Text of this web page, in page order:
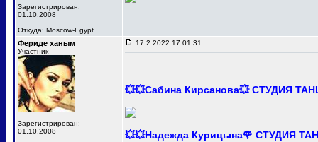
Зарегистрирован:
01.10.2008
Откуда: Moscow-Egypt
Фериде ханым
Участник
Зарегистрирован:
01.10.2008
17.2.2022 17:01:31
💥💥Сабина Кирсанова💥 СТУДИЯ
💥💥Надежда Курицына🌹 СТУДИЯ